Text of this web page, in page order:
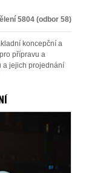
5804 (odbor 58)
koncepční a
přípravu a
a jejich projednání